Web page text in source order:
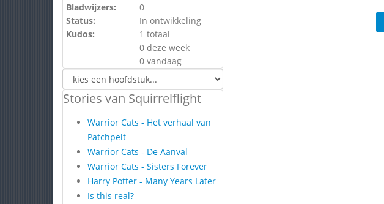
Bladwijzers:
0
Status:
In ontwikkeling
Kudos:
1 totaal
0 deze week
0 vandaag
Stories van Squirrelflight
Warrior Cats - Het verhaal van
Patchpelt
Warrior Cats - De Aanval
Warrior Cats - Sisters Forever
Harry Potter - Many Years Later
Is this real?